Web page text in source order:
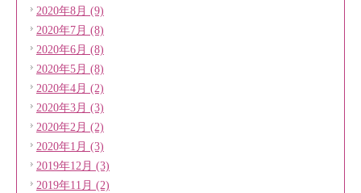
2020年8月 (9)
2020年7月 (8)
2020年6月 (8)
2020年5月 (8)
2020年4月 (2)
2020年3月 (3)
2020年2月 (2)
2020年1月 (3)
2019年12月 (3)
2019年11月 (2)